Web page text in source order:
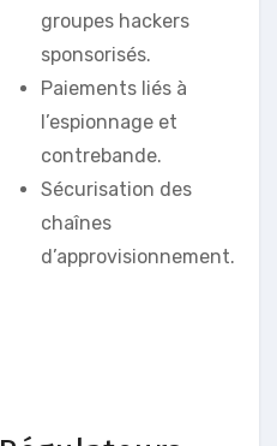
groupes hackers
sponsorisés.
Paiements liés à
l’espionnage et
contrebande.
Sécurisation des
chaînes
d’approvisionnement.